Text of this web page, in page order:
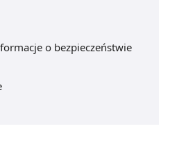
o bezpieczeństwie